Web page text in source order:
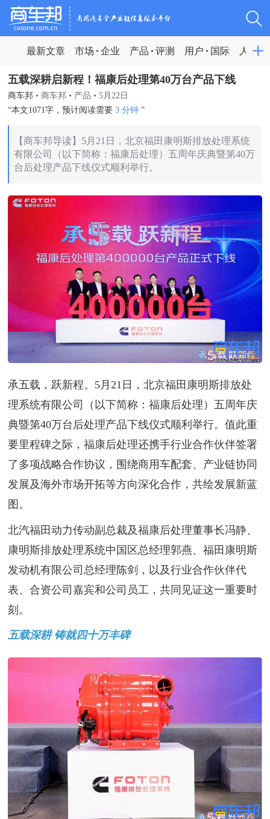
最新文章 市场 企业 产品 评测 用户 国际 人物
五载深耕启新程！福康后处理第40万台产品下线
商车邦 • 商车邦 • 产品 • 5月22日
“本文1071字，预计阅读需要3 分钟”
【商车邦导读】5月21日，北京福田康明斯排放处理系统
有限公司（以下简称：福康后处理）五周年庆典暨第40万
台后处理产品下线仪式顺利举行。
承五载，跃新程。5月21日，北京福田康明斯排放处
理系统有限公司（以下简称：福康后处理）五周年庆
典暨第40万台后处理产品下线仪式顺利举行。值此重
要里程碑之际，福康后处理还携手行业合作伙伴签署
了多项战略合作协议，围绕商用车配套、产业链协同
发展及海外市场开拓等方向深化合作，共绘发展新蓝
图。
北汽福田动力传动副总裁及福康后处理董事长冯静、
康明斯排放处理系统中国区总经理郭燕、福田康明斯
发动机有限公司总经理陈剑，以及行业合作伙伴代
表、合资公司嘉宾和公司员工，共同见证这一重要时
刻。
五载深耕 铸就四十万丰碑